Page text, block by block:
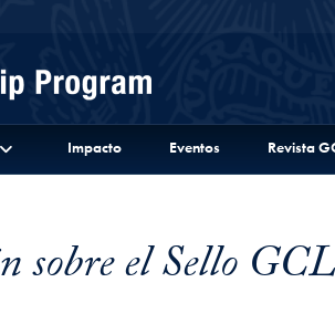
Impacto Eventos Revista
sobre el Sello GCL